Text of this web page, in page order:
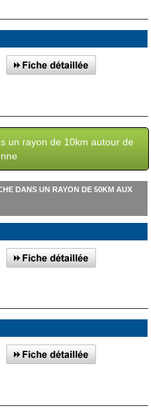
un rayon de 10km autour de
DANS UN RAYON DE 50KM AUX